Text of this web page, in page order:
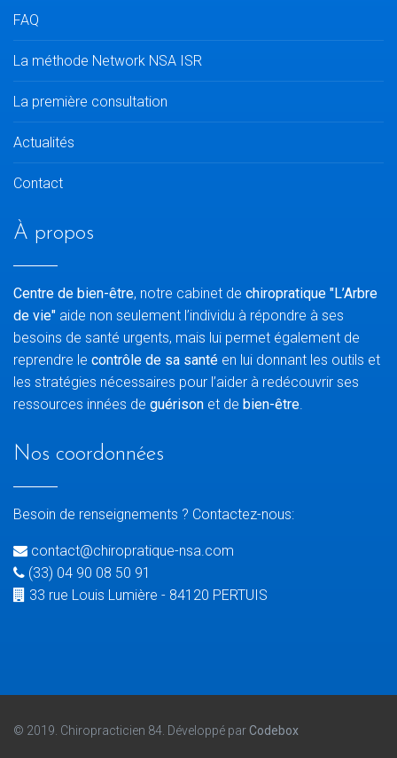
FAQ
La méthode Network NSA ISR
La première consultation
Actualités
Contact
À propos
Centre de bien-être, notre cabinet de chiropratique "L’Arbre
de vie" aide non seulement l’individu à répondre à ses
besoins de santé urgents, mais lui permet également de
reprendre le contrôle de sa santé en lui donnant les outils et
les stratégies nécessaires pour l’aider à redécouvrir ses
ressources innées de guérison et de bien-être.
Nos coordonnées
Besoin de renseignements ? Contactez-nous:
contact@chiropratique-nsa.com
(33) 04 90 08 50 91
33 rue Louis Lumière - 84120 PERTUIS
© 2019. Chiropracticien 84. Développé parCodebox